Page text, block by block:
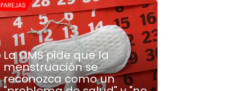
PAREJAS
La OMS pide que la
menstruación se
reconozca como un